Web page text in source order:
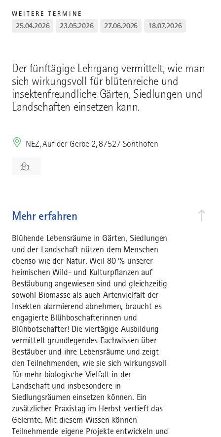
Der fünftägige Lehrgang vermittelt, wie man
sich wirkungsvoll für blütenreiche und
insektenfreundliche Gärten, Siedlungen und
Landschaften einsetzen kann.
NEZ, Auf der Gerbe 2, 87527 Sonthofen
Mehr erfahren
Blühende Lebensräume in Gärten, Siedlungen
und der Landschaft nützen dem Menschen
ebenso wie der Natur. Weil 80 % unserer
heimischen Wild- und Kulturpflanzen auf
Bestäubung angewiesen sind und gleichzeitig
sowohl Biomasse als auch Artenvielfalt der
Insekten alarmierend abnehmen, braucht es
engagierte Blühboschafterinnen und
Blühbotschafter! Die viertägige Ausbildung
vermittelt grundlegendes Fachwissen über
Bestäuber und ihre Lebensräume und zeigt
den Teilnehmenden, wie sie sich wirkungsvoll
für mehr biologische Vielfalt in der
Landschaft und insbesondere in
Siedlungsräumen einsetzen können. Ein
zusätzlicher Praxistag im Herbst vertieft das
Gelernte. Mit diesem Wissen können
Teilnehmende eigene Projekte entwickeln und
WEITERE TERMINE
25.04.2026 23.05.2026 27.06.2026 18.07.2026